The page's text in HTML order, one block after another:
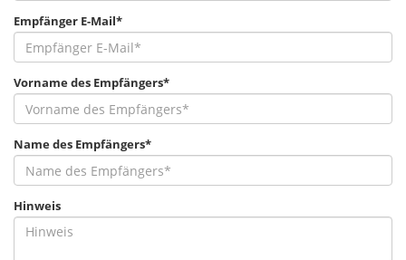
Empfänger E-Mail*
Vorname des Empfängers*
Name des Empfängers*
Hinweis